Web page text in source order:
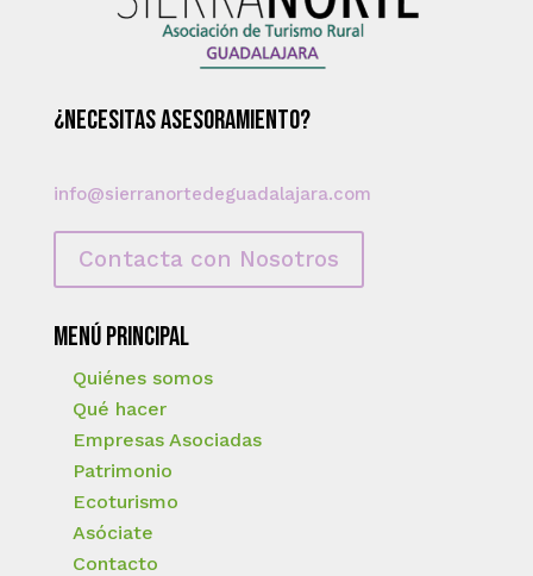
¿Necesitas asesoramiento?
info@sierranortedeguadalajara.com
Contacta con Nosotros
Menú principal
Quiénes somos
Qué hacer
Empresas Asociadas
Patrimonio
Ecoturismo
Asóciate
Contacto